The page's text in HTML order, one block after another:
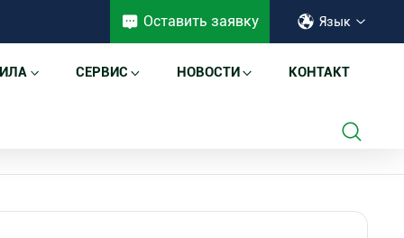
Оставить заявку Язык
СЕРВИС НОВОСТИ КОНТАКТ
постоянной температуры горячей воды в